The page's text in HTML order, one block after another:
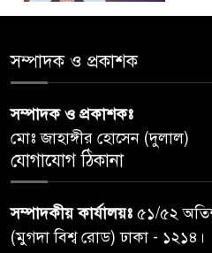
পেশ
৬
তদন্ত
৭
সম্পাদক ও প্রকাশক
সম্পাদক ও প্রকাশকঃ
মোঃ জাহাঙ্গীর হোসেন (দুলাল)
যোগাযোগ ঠিকানা
সম্পাদকীয় কার্যালয়ঃ ৫১/৫২
(মুগদা বিশ্ব রোড) ঢাকা - ১২১৪।